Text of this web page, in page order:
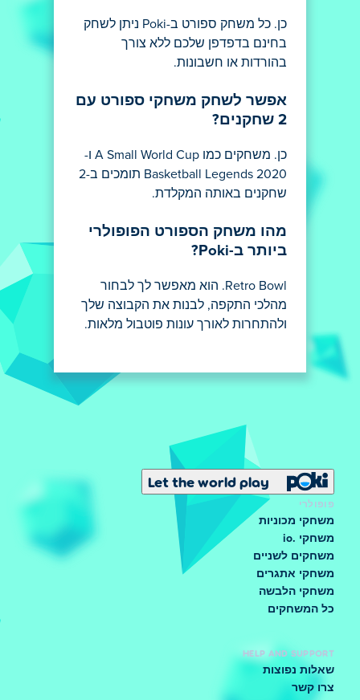
כן. כל משחק ספורט ב-Poki ניתן לשחק
בחינם בדפדפן שלכם ללא צורך
בהורדות או חשבונות.
אפשר לשחק משחקי ספורט עם
2 שחקנים?
כן. משחקים כמו A Small World Cup ו-
Basketball Legends 2020 תומכים ב-2
שחקנים באותה המקלדת.
מהו משחק הספורט הפופולרי
ביותר ב-Poki?
Retro Bowl. הוא מאפשר לך לבחור
מהלכי התקפה, לבנות את הקבוצה שלך
ולהתחרות לאורך עונות פוטבול מלאות.
Let the world play
פופולרי
משחקי מכוניות
משחקי .io
משחקים לשניים
משחקי אתגרים
משחקי הלבשה
כל המשחקים
HELP AND SUPPORT
שאלות נפוצות
צרו קשר